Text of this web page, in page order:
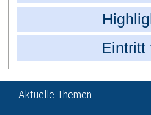
Eintritt
Aktuelle Themen